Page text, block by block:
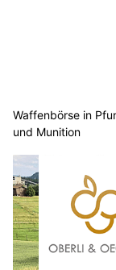
Waffenbörse in
und Munition